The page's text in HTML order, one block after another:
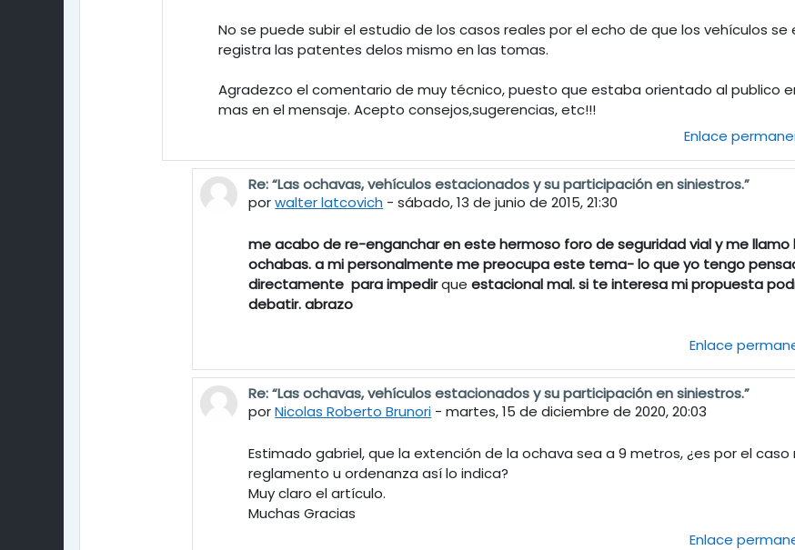
No se puede subir el estudio de los casos reales por el echo de que los vehículos
registra las patentes delos mismo en las tomas.
Agradezco el comentario de muy técnico, puesto que estaba orientado al publico
mas en el mensaje. Acepto consejos,sugerencias, etc!!!
Enlace
En respuesta a gabriel fernando Oliva
Re: “Las ochavas, vehículos estacionados y su participación en siniestros.”
porwalter latcovich -sábado, 13 de junio de 2015, 21:30
me acabo de re-enganchar en este hermoso foro de seguridad vial y me
ochabas. a mi personalmente me preocupa este tema- lo que yo tengo
directamente para impedirqueestacional mal. si te interesa mi propuesta
debatir. abrazo
Enlace
En respuesta a gabriel fernando Oliva
Re: “Las ochavas, vehículos estacionados y su participación en siniestros.”
porNicolas Roberto Brunori -martes, 15 de diciembre de 2020, 20:03
Estimado gabriel, que la extención de la ochava sea a 9 metros, ¿es por el
reglamento u ordenanza así lo indica?
Muy claro el artículo.
Muchas Gracias
Enlace